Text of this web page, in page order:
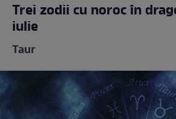
Trei zodii cu noroc în
iulie
Taur